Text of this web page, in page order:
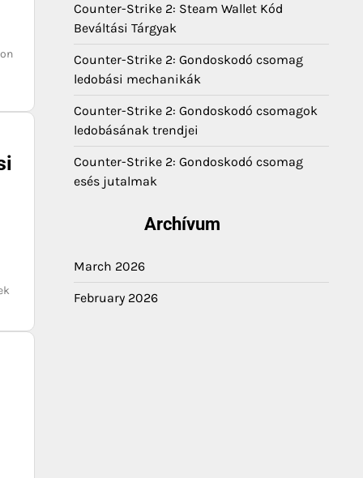
Counter-Strike 2: Steam Wallet Kód
Beváltási Tárgyak
Counter-Strike 2: Gondoskodó csomag
ledobási mechanikák
Counter-Strike 2: Gondoskodó csomagok
ledobásának trendjei
Counter-Strike 2: Gondoskodó csomag
esés jutalmak
Archívum
March 2026
February 2026